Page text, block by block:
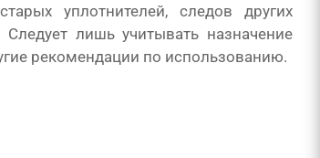
уплотнителей, следов других
лишь учитывать назначение
рекомендации по использованию.